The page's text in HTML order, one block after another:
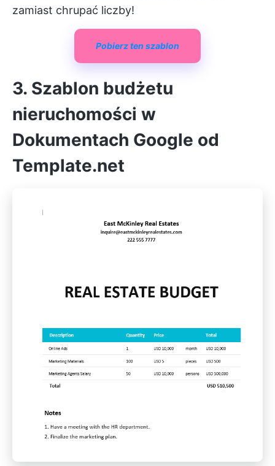
zamiast chrupać liczby!
Pobierz ten szablon
3. Szablon budżetu
nieruchomości w
Dokumentach Google od
Template.net